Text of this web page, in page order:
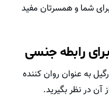
شما و همسرتان مفید
رابطه جنسی
به عنوان روان کننده
آن در نظر بگیرید.